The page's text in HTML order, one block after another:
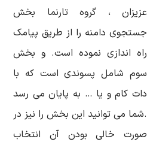
، گروه تارنما بخش
دامنه را از طریق پیامک
اندازی نموده است. و بخش
شامل پسوندی است که با
کام و یا … به پایان می رسد
می توانید این بخش را نیز در
خالی بودن آن انتخاب